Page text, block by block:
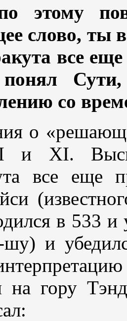
этому
слово, ты
все
Сути,
со
о
и XI.
все еще
в 533 и
шу) и
на гору